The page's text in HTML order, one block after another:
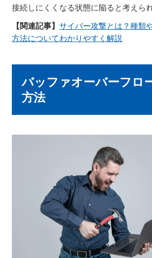
接続しにくくなる状態に陥ると考えら
【関連記事】 サイバー攻撃とは？種類
方法についてわかりやすく解説
バッファオーバーフロ
方法